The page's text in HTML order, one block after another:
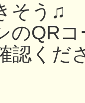
そう♫
のQR
認くだ